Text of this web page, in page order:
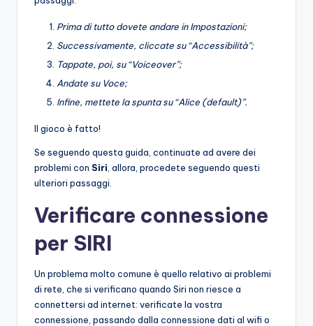
Prima di tutto dovete andare in Impostazioni;
Successivamente, cliccate su “Accessibilità”;
Tappate, poi, su “Voiceover”;
Andate su Voce;
Infine, mettete la spunta su “Alice (default)”.
Il gioco è fatto!
Se seguendo questa guida, continuate ad avere dei
problemi con Siri , allora, procedete seguendo questi
ulteriori passaggi.
Verificare connessione
per SIRI
Un problema molto comune è quello relativo ai problemi
di rete, che si verificano quando Siri non riesce a
connettersi ad internet: verificate la vostra
connessione, passando dalla connessione dati al wifi o